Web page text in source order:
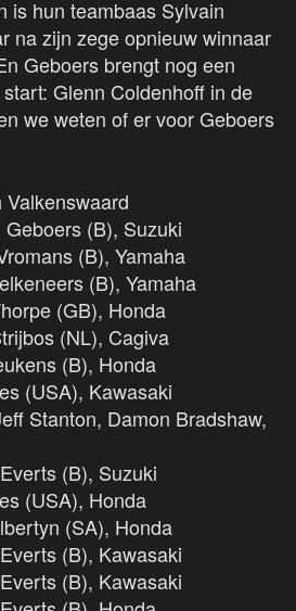
is hun teambaas Sylvain
na zijn zege opnieuw winnaar
Geboers brengt nog een
Glenn Coldenhoff in de
we weten of er voor Geboers
(B), Suzuki
(B), Yamaha
(B), Yamaha
(GB), Honda
(NL), Cagiva
(B), Honda
(USA), Kawasaki
Stanton, Damon Bradshaw,
(B), Suzuki
(USA), Honda
(SA), Honda
(B), Kawasaki
(B), Kawasaki